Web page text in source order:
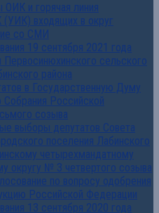
ОИК и горячая линия
входящих в округ
со СМИ
19 сентября 2021 года
сельского
района
в Государственную Думу
Российской
созыва
выборы депутатов Совета
поселения Лабинского
четырехмандатному
округу № 3 четвертого созыва
по вопросу одобрения
Российской Федерации
13 сентября 2020 года